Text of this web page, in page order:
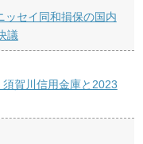
ッセイ同和損保の国内
議
賀川信用金庫と2023